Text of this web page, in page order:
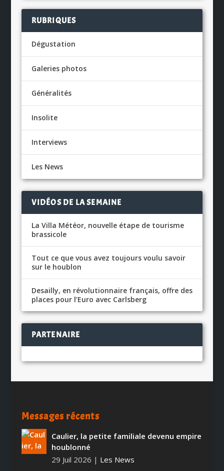
RUBRIQUES
Dégustation
Galeries photos
Généralités
Insolite
Interviews
Les News
VIDÉOS DE LA SEMAINE
La Villa Météor, nouvelle étape de tourisme
brassicole
Tout ce que vous avez toujours voulu savoir
sur le houblon
Desailly, en révolutionnaire français, offre des
places pour l’Euro avec Carlsberg
PARTENAIRE
Messages récents
Caulier, la petite familiale devenu empire
houblonné
29 Juil 2026 | Les News